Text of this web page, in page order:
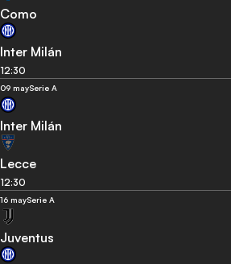
Como
Inter Milán
12:30
09 maySerie A
Inter Milán
Lecce
12:30
16 maySerie A
Juventus